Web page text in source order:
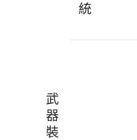
武
器
裝
統